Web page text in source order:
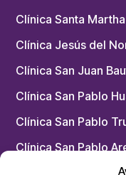
Clínica Santa
Clínica Jesús del
Clínica San Juan
Clínica San Pablo
Clínica San Pablo
Clínica San Pablo
Chacarilla –